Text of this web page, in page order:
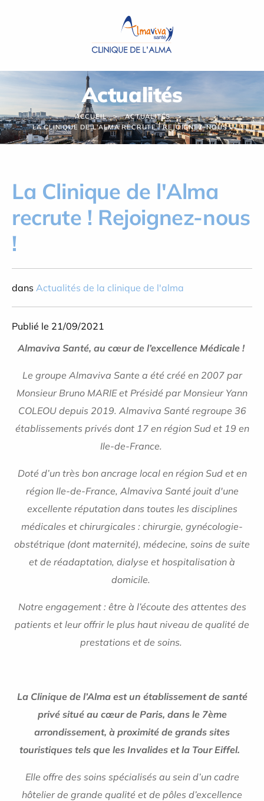
Actualités
ACCUEIL
ACTUALITÉS
LA CLINIQUE DE L'ALMA RECRUTE ! REJOIGNEZ-NOUS !
La Clinique de l'Alma
recrute ! Rejoignez-nous
!
dans Actualités de la clinique de l'alma
Publié le 21/09/2021
Almaviva Santé, au cœur de l’excellence Médicale !
Le groupe Almaviva Sante a été créé en 2007 par
Monsieur Bruno MARIE et Présidé par Monsieur Yann
COLEOU depuis 2019. Almaviva Santé regroupe 36
établissements privés dont 17 en région Sud et 19 en
Ile-de-France.
Doté d’un très bon ancrage local en région Sud et en
région Ile-de-France, Almaviva Santé jouit d'une
excellente réputation dans toutes les disciplines
médicales et chirurgicales : chirurgie, gynécologie-
obstétrique (dont maternité), médecine, soins de suite
et de réadaptation, dialyse et hospitalisation à
domicile.
Notre engagement : être à l’écoute des attentes des
patients et leur offrir le plus haut niveau de qualité de
prestations et de soins.
La Clinique de l’Alma est un établissement de santé
privé situé au cœur de Paris, dans le 7ème
arrondissement, à proximité de grands sites
touristiques tels que les Invalides et la Tour Eiffel.
Elle offre des soins spécialisés au sein d’un cadre
hôtelier de grande qualité et de pôles d’excellence